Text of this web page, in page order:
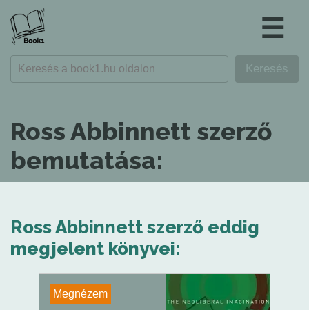
☰
Ross Abbinnett szerző
bemutatása:
Ross Abbinnett szerző eddig
megjelent könyvei:
Megnézem